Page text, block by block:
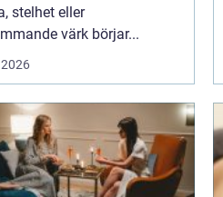
stelhet eller
värk börjar...